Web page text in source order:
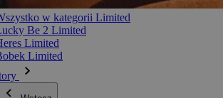
w kategorii Limited
Be 2 Limited
Limited
Limited